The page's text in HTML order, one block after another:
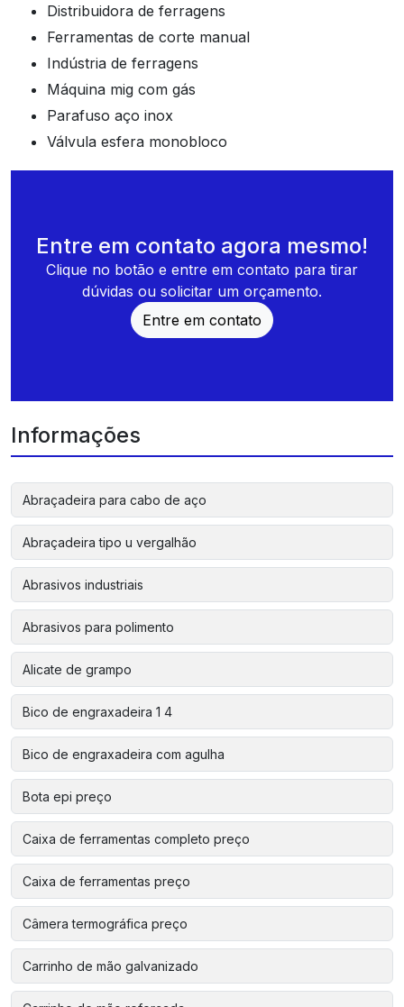
distribuidora de ferragens
ferramentas de corte manual
indústria de ferragens
máquina mig com gás
parafuso aço inox
válvula esfera monobloco
Entre em contato agora mesmo!
Clique no botão e entre em contato para tirar
dúvidas ou solicitar um orçamento.
Entre em contato
Informações
Abraçadeira para cabo de aço
Abraçadeira tipo u vergalhão
Abrasivos industriais
Abrasivos para polimento
Alicate de grampo
Bico de engraxadeira 1 4
Bico de engraxadeira com agulha
Bota epi preço
Caixa de ferramentas completo preço
Caixa de ferramentas preço
Câmera termográfica preço
Carrinho de mão galvanizado